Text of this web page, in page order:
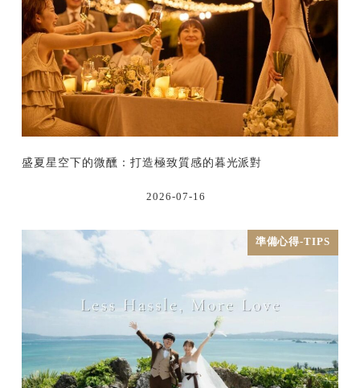
盛夏星空下的微醺：打造極致質感的暮光派對
2026-07-16
準備心得-TIPS